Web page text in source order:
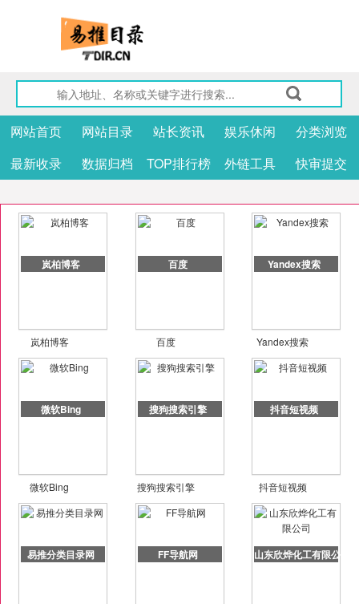
网站首页 网站目录 站长资讯 娱乐休闲
分类浏览
最新收录
数据归档 TOP排行榜 外链工具 快审提交
岚柏博客
岚柏博客
百度
百度
Yandex搜索
Yandex搜索
微软Bing
微软Bing
搜狗搜索引擎
搜狗搜索引擎
抖音短视频
抖音短视频
易推分类目录网 FF导航网 山东欣烨化工有限公司